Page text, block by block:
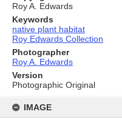
content
IMAGE
Roy A. Edwards
Keywords
native plant habitat
Roy Edwards Collection
Photographer
Roy A. Edwards
Version
Photographic Original